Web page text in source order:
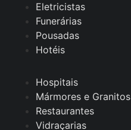
Eletricistas
Funerárias
Pousadas
Hotéis
Hospitais
Mármores e Granitos
Restaurantes
Vidraçarias